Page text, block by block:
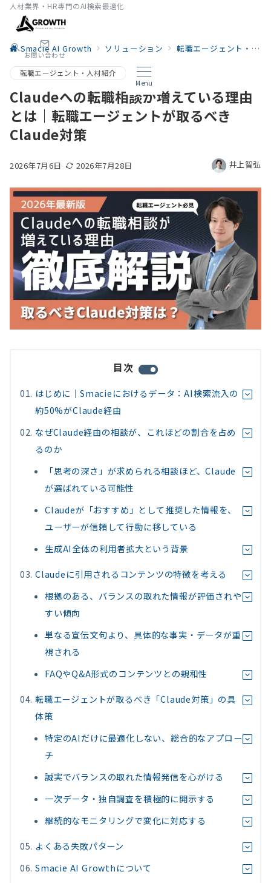
人材業界・HR専門のAI検索最適化
お問い合わせ
Menu
Smacie AI Growth ソリューション 転職エージェント・人材紹介
転職エージェント・人材紹介
Claudeへの転職相談が増えている理由
とは｜転職エージェントが取るべき
Claude対策
2026年7月6日 2026年7月28日 井上智弘
目次
はじめに｜Smacieにおけるデータ：AI検索流入の
約50%がClaude経由
なぜClaude経由の相談が、これほどの割合を占め
るのか
「思考の深さ」が求められる相談ほど、Claude
が選ばれている可能性
Claudeが「おすすめ」として推奨した情報を、
ユーザーが信頼して行動に移している
生成AI全体の利用者拡大という背景
Claudeに引用されるコンテンツの特徴を考える
根拠のある、バランスの取れた情報が評価されや
すい傾向
単なる宣伝文句より、具体的な事実・データが重
視される
FAQやQ&A形式のコンテンツとの親和性
転職エージェントが取るべき「Claude対策」の具
体策
特定のAIだけに最適化しない、総合的なアプロー
チ
誠実でバランスの取れた情報発信を心がける
一次データ・独自調査を積極的に開示する
継続的なモニタリングで変化に対応する
よくある失敗パターン
Smacie AI Growthについて